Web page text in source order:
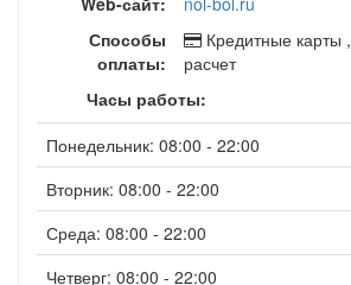
Способы
оплаты:
Кредитные карты ,
расчет
Часы работы:
Понедельник: 08:00 - 22:00
Вторник: 08:00 - 22:00
Среда: 08:00 - 22:00
Четверг: 08:00 - 22:00